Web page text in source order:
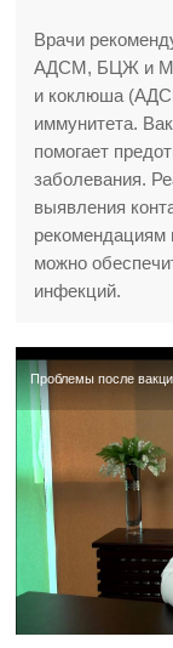
Врачи
АДСМ, БЦЖ и
и коклюша
иммунитета.
помогает
заболевания.
выявления
рекомендациям
можно
инфекций.